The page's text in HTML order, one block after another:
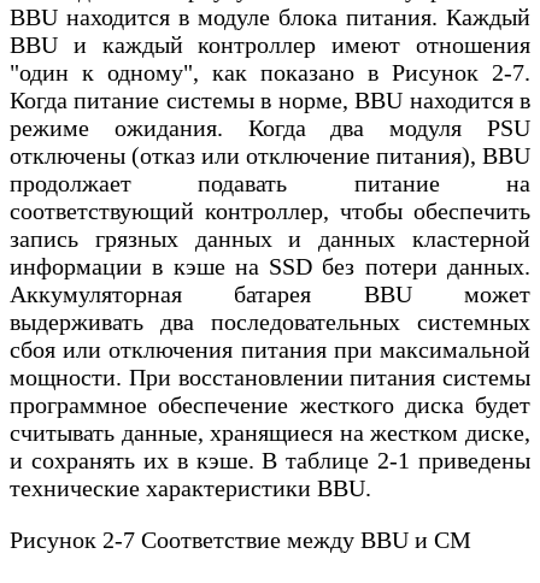
BBU находится в модуле блока питания. Каждый
BBU и каждый контроллер имеют отношения
"один к одному", как показано в Рисунок 2-7.
Когда питание системы в норме, BBU находится в
режиме ожидания. Когда два модуля PSU
отключены (отказ или отключение питания), BBU
продолжает подавать питание на
соответствующий контроллер, чтобы обеспечить
запись грязных данных и данных кластерной
информации в кэше на SSD без потери данных.
Аккумуляторная батарея BBU может
выдерживать два последовательных системных
сбоя или отключения питания при максимальной
мощности. При восстановлении питания системы
программное обеспечение жесткого диска будет
считывать данные, хранящиеся на жестком диске,
и сохранять их в кэше. В таблице 2-1 приведены
технические характеристики BBU.
Рисунок 2-7 Соответствие между BBU и CM